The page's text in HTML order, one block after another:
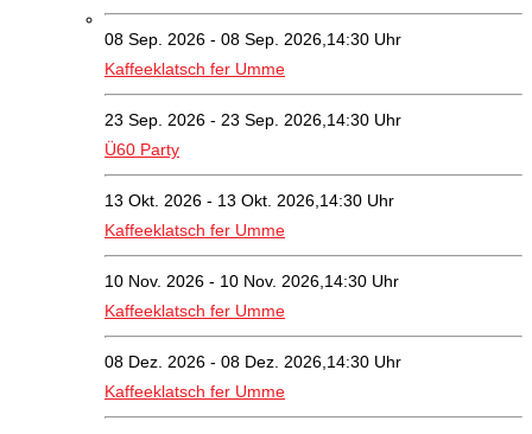
08 Sep. 2026 - 08 Sep. 2026,14:30 Uhr
Kaffeeklatsch fer Umme
23 Sep. 2026 - 23 Sep. 2026,14:30 Uhr
Ü60 Party
13 Okt. 2026 - 13 Okt. 2026,14:30 Uhr
Kaffeeklatsch fer Umme
10 Nov. 2026 - 10 Nov. 2026,14:30 Uhr
Kaffeeklatsch fer Umme
08 Dez. 2026 - 08 Dez. 2026,14:30 Uhr
Kaffeeklatsch fer Umme